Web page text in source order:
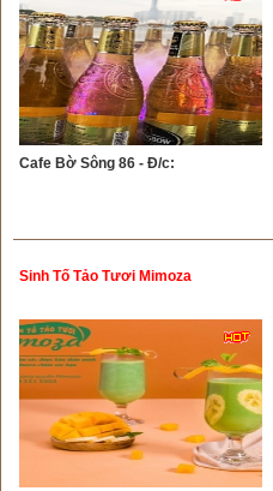
Cafe Bờ Sông 86 - Đ/c:
Sinh Tố Tảo Tươi Mimoza